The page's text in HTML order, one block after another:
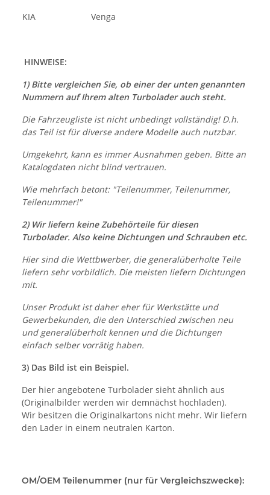
KIA Venga
HINWEISE:
1) Bitte vergleichen Sie, ob einer der unten genannten
Nummern auf Ihrem alten Turbolader auch steht.
Die Fahrzeugliste ist nicht unbedingt vollständig! D.h.
das Teil ist für diverse andere Modelle auch nutzbar.
Umgekehrt, kann es immer Ausnahmen geben. Bitte an
Katalogdaten nicht blind vertrauen.
Wie mehrfach betont: "Teilenummer, Teilenummer,
Teilenummer!"
2) Wir liefern keine Zubehörteile für diesen
Turbolader. Also keine Dichtungen und Schrauben etc.
Hier sind die Wettbwerber, die generalüberholte Teile
liefern sehr vorbildlich. Die meisten liefern Dichtungen
mit.
Unser Produkt ist daher eher für Werkstätte und
Gewerbekunden, die den Unterschied zwischen neu
und generalüberholt kennen und die Dichtungen
einfach selber vorrätig haben.
3) Das Bild ist ein Beispiel.
Der hier angebotene Turbolader sieht ähnlich aus
(Originalbilder werden wir demnächst hochladen).
Wir besitzen die Originalkartons nicht mehr. Wir liefern
den Lader in einem neutralen Karton.
OM/OEM Teilenummer (nur für Vergleichszwecke):